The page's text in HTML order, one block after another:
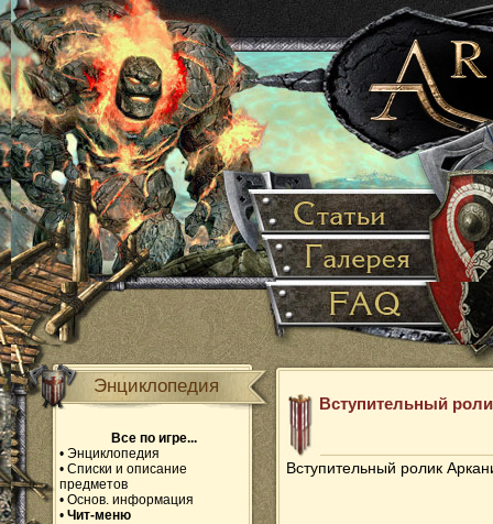
Энциклопедия
Все по игре...
• Энциклопедия
• Списки и описание
предметов
• Основ. информация
• Чит-меню
Вступительный
Вступительный ролик